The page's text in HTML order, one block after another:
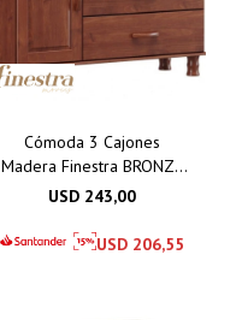
Cómoda 3 Cajones
Madera Finestra BRONZE
1162T
USD 243,00
USD 206,55